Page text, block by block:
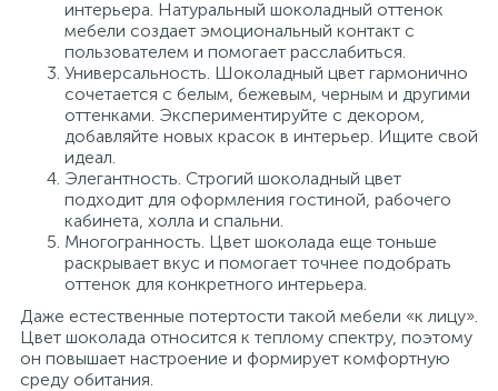
интерьера. Натуральный шоколадный оттенок
мебели создает эмоциональный контакт с
пользователем и помогает расслабиться.
Универсальность. Шоколадный цвет гармонично
сочетается с белым, бежевым, черным и другими
оттенками. Экспериментируйте с декором,
добавляйте новых красок в интерьер. Ищите свой
идеал.
Элегантность. Строгий шоколадный цвет
подходит для оформления гостиной, рабочего
кабинета, холла и спальни.
Многогранность. Цвет шоколада еще тоньше
раскрывает вкус и помогает точнее подобрать
оттенок для конкретного интерьера.
Даже естественные потертости такой мебели «к лицу».
Цвет шоколада относится к теплому спектру, поэтому
он повышает настроение и формирует комфортную
среду обитания.